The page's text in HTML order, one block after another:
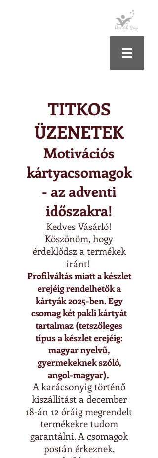
TITKOS
ÜZENETEK
Motivációs
kártyacsomagok
- az adventi
időszakra!
Kedves Vásárló!
Köszönöm, hogy
érdeklődsz a termékek
iránt!
Profilváltás miatt a készlet
erejéig rendelhetők a
kártyák 2025-ben. Egy
csomag két pakli kártyát
tartalmaz (tetszőleges
típus a készlet erejéig:
magyar nyelvű,
gyermekeknek szóló,
angol-magyar).
A karácsonyig történő
kiszállítást a december
18-án 12 óráig megrendelt
termékekre tudom
garantálni. A csomagok
postán érkeznek,